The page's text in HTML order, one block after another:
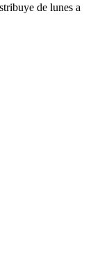
de lunes a